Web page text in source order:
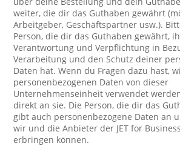
weiter, die dir das Guthaben gewährt
Arbeitgeber, Geschäftspartner usw.).
Person, die dir das Guthaben gewährt,
Verantwortung und Verpflichtung in
Verarbeitung und den Schutz deiner
Daten hat. Wenn du Fragen dazu hast,
personenbezogenen Daten von dieser
Unternehmenseinheit verwendet
direkt an sie. Die Person, die dir das
gibt auch personenbezogene Daten an
wir und die Anbieter der JET for
erbringen können.